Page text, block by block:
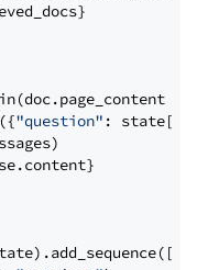
"question" : state[